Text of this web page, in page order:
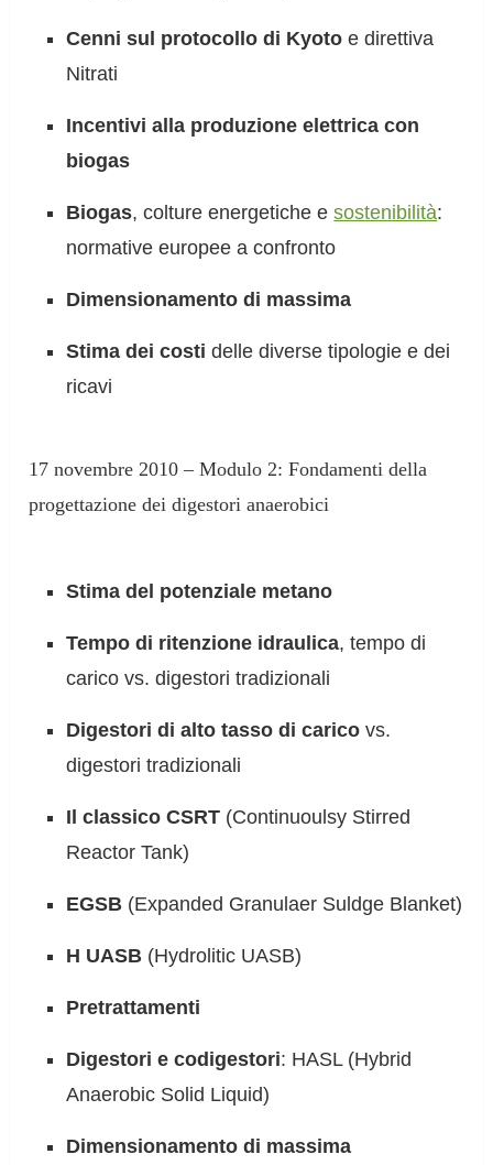
Cenni sul protocollo di Kyoto e direttiva
Nitrati
Incentivi alla produzione elettrica con
biogas
Biogas, colture energetiche esostenibilità:
normative europee a confronto
Dimensionamento di massima
Stima dei costi delle diverse tipologie e dei
ricavi
17 novembre 2010 – Modulo 2: Fondamenti della
progettazione dei digestori anaerobici
Stima del potenziale metano
Tempo di ritenzione idraulica, tempo di
carico vs. digestori tradizionali
Digestori di alto tasso di carico vs.
digestori tradizionali
Il classico CSRT (Continuoulsy Stirred
Reactor Tank)
EGSB (Expanded Granulaer Suldge Blanket)
H UASB (Hydrolitic UASB)
Pretrattamenti
Digestori e codigestori: HASL (Hybrid
Anaerobic Solid Liquid)
Dimensionamento di massima